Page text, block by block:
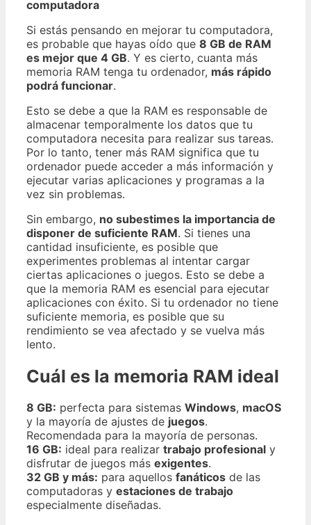
computadora
Si estás pensando en mejorar tu computadora,
es probable que hayas oído que 8 GB de RAM
es mejor que 4 GB. Y es cierto, cuanta más
memoria RAM tenga tu ordenador, más rápido
podrá funcionar.
Esto se debe a que la RAM es responsable de
almacenar temporalmente los datos que tu
computadora necesita para realizar sus tareas.
Por lo tanto, tener más RAM significa que tu
ordenador puede acceder a más información y
ejecutar varias aplicaciones y programas a la
vez sin problemas.
Sin embargo, no subestimes la importancia de
disponer de suficiente RAM. Si tienes una
cantidad insuficiente, es posible que
experimentes problemas al intentar cargar
ciertas aplicaciones o juegos. Esto se debe a
que la memoria RAM es esencial para ejecutar
aplicaciones con éxito. Si tu ordenador no tiene
suficiente memoria, es posible que su
rendimiento se vea afectado y se vuelva más
lento.
Cuál es la memoria RAM ideal
8 GB: perfecta para sistemas Windows, macOS
y la mayoría de ajustes de juegos.
Recomendada para la mayoría de personas.
16 GB: ideal para realizar trabajo profesional y
disfrutar de juegos más exigentes.
32 GB y más: para aquellos fanáticos de las
computadoras y estaciones de trabajo
especialmente diseñadas.